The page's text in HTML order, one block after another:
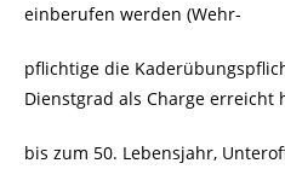
einberufen werden (Wehr-
pflichtige die
Dienstgrad als Charge erreicht
bis zum 50. Lebensjahr,